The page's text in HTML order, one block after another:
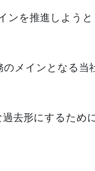
インを推進しよう
のメインとなる当
去形にするため